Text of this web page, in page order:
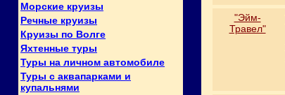
Морские круизы
Речные круизы
Круизы по Волге
Яхтенные туры
Туры на личном автомобиле
Туры с аквапарками и
купальнями
"Эйм-
Травел"